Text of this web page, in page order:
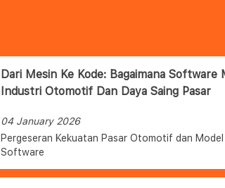
Dari Mesin Ke Kode: Bagaimana Software
Industri Otomotif Dan Daya Saing Pasar
04 January 2026
Pergeseran Kekuatan Pasar Otomotif dan Model
Software